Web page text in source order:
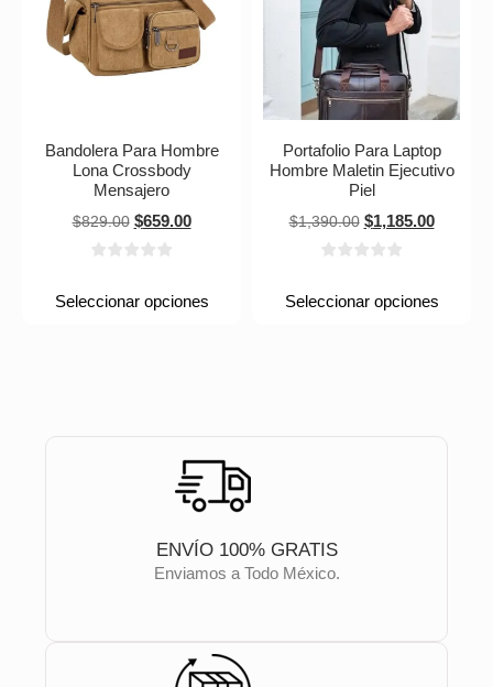
Bandolera Para Hombre
Lona Crossbody
Mensajero
$829.00 $659.00
Seleccionar opciones
Portafolio Para Laptop
Hombre Maletin Ejecutivo
Piel
$1,390.00 $1,185.00
Seleccionar opciones
ENVÍO 100% GRATIS
Enviamos a Todo México.